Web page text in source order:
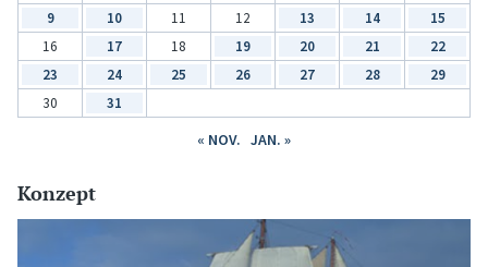
9
10 11 12 13 14
15
16
17 18 19 20 21
22
23
24 25 26 27 28
29
30
31
« NOV. JAN. »
Konzept